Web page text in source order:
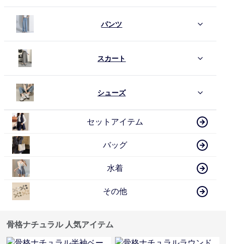
パンツ
スカート
シューズ
セットアイテム
バッグ
水着
その他
骨格ナチュラル 人気アイテム